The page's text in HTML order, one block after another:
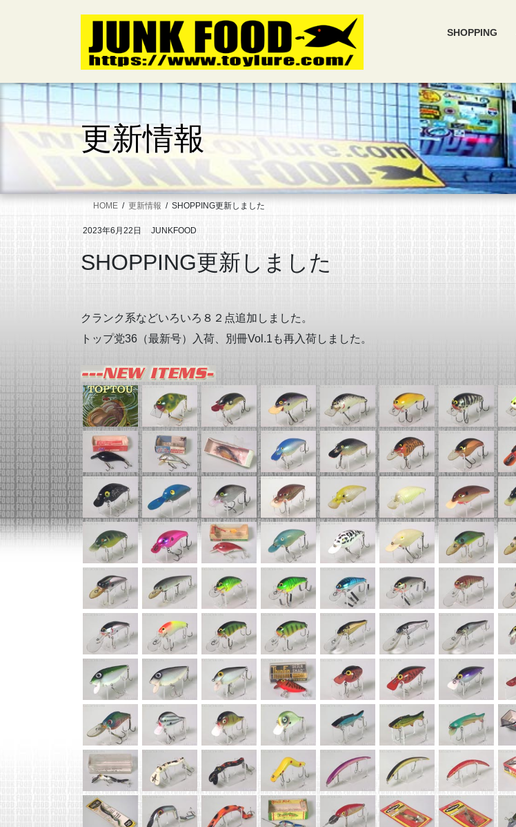
キ
に
SHOPPING
更新情報
HOME 更新情報 SHOPPING更新しました
2023年6月22日 JUNKFOOD
SHOPPING更新しました
クランク系などいろいろ８２点追加しました。
トップ党36（最新号）入荷、別冊Vol.1も再入荷しました。